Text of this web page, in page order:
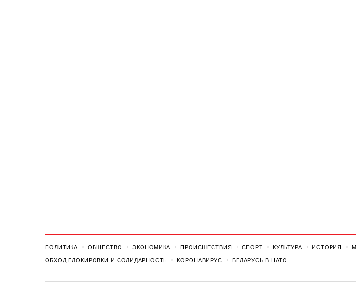
ПОЛИТИКА ОБЩЕСТВО ЭКОНОМИКА ПРОИСШЕСТВИЯ СПОРТ КУЛЬТУРА ИСТОРИЯ
ОБХОД БЛОКИРОВКИ И СОЛИДАРНОСТЬ КОРОНАВИРУС БЕЛАРУСЬ В НАТО